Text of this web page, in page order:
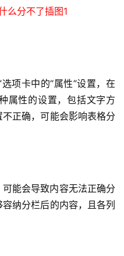
项卡中的“属性”设置，在
属性的设置，包括文字方
正确，可能会影响表格分
能会导致内容无法正确分
纳分栏后的内容，且各列